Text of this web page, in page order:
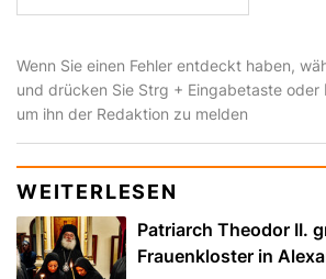
Wenn Sie einen Fehler entdeckt haben,
und drücken Sie Strg + Eingabetaste oder
um ihn der Redaktion zu melden
WEITERLESEN
Patriarch Theodor II.
Frauenkloster in